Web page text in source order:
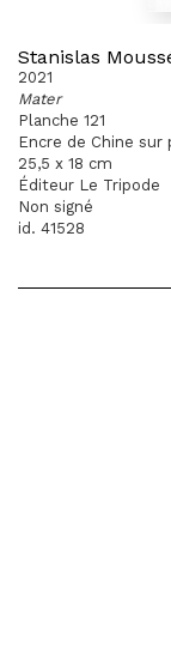
Stanislas
2021
Mater
Planche 121
Encre de Chine sur
25,5 x 18 cm
Éditeur Le Tripode
Non signé
id. 41528